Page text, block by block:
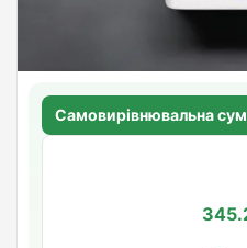
Самовирівнювальна